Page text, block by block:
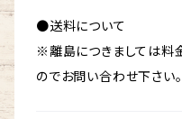
●送料について
※離島につきましては料
のでお問い合わせ下さい。